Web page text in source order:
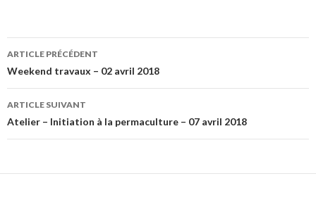
Navigation
des
articles
ARTICLE PRÉCÉDENT
Weekend travaux – 02 avril 2018
ARTICLE SUIVANT
Atelier – Initiation à la permaculture – 07 avril 2018